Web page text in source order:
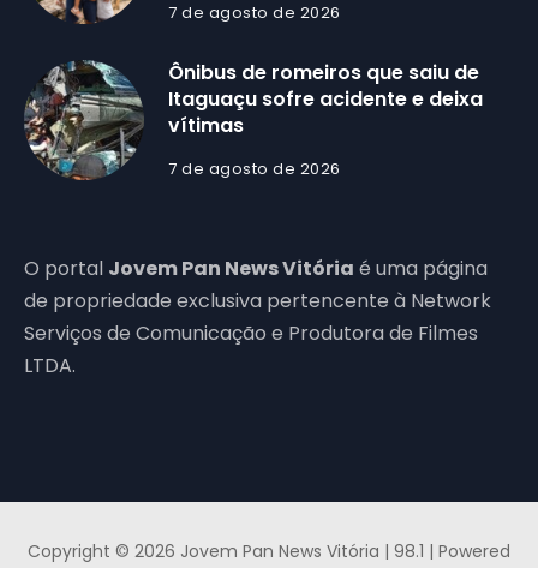
7 de agosto de 2026
Ônibus de romeiros que saiu de
Itaguaçu sofre acidente e deixa
vítimas
7 de agosto de 2026
O portal Jovem Pan News Vitória é uma página
de propriedade exclusiva pertencente à Network
Serviços de Comunicação e Produtora de Filmes
LTDA.
Copyright © 2026 Jovem Pan News Vitória | 98.1 | Powered